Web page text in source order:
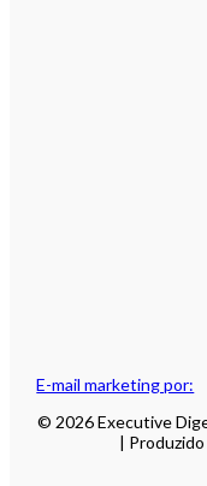
E-mail marketing por:
© 2026 Executive
|